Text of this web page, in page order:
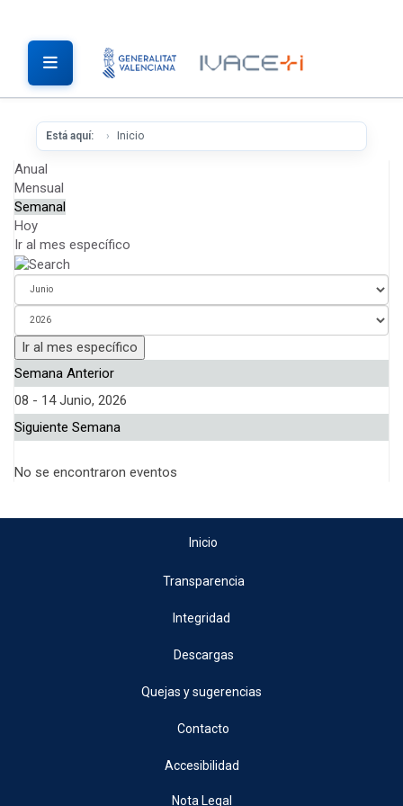
Está aquí: Inicio
Anual
Mensual
Semanal
Hoy
Ir al mes específico
Ir al mes específico
Semana Anterior
08 - 14 Junio, 2026
Siguiente Semana
No se encontraron eventos
Inicio
Transparencia
Integridad
Descargas
Quejas y sugerencias
Contacto
Accesibilidad
Nota Legal